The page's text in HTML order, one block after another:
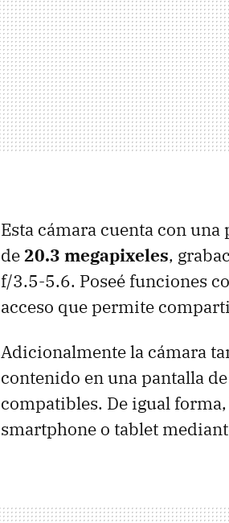
Esta cámara cuenta con una
de20.3 megapixeles,
f/3.5-5.6. Poseé funciones
acceso que permite
Adicionalmente la cámara
contenido en una pantalla
compatibles. De igual
smartphone o tablet